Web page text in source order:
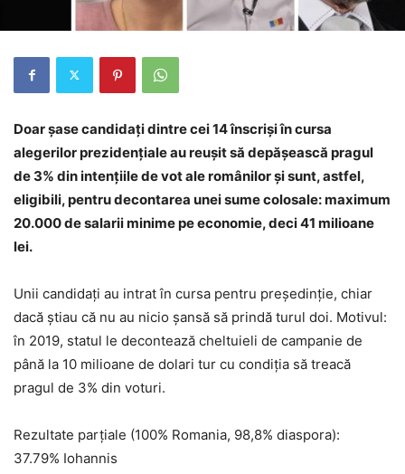
Doar șase candidați dintre cei 14 înscriși în cursa
alegerilor prezidențiale au reușit să depășească pragul
de 3% din intențiile de vot ale românilor și sunt, astfel,
eligibili, pentru decontarea unei sume colosale: maximum
20.000 de salarii minime pe economie, deci 41 milioane
lei.
Unii candidați au intrat în cursa pentru președinție, chiar
dacă știau că nu au nicio șansă să prindă turul doi. Motivul:
în 2019, statul le decontează cheltuieli de campanie de
până la 10 milioane de dolari tur cu condiția să treacă
pragul de 3% din voturi.
Rezultate parțiale (100% Romania, 98,8% diaspora):
37.79% Iohannis